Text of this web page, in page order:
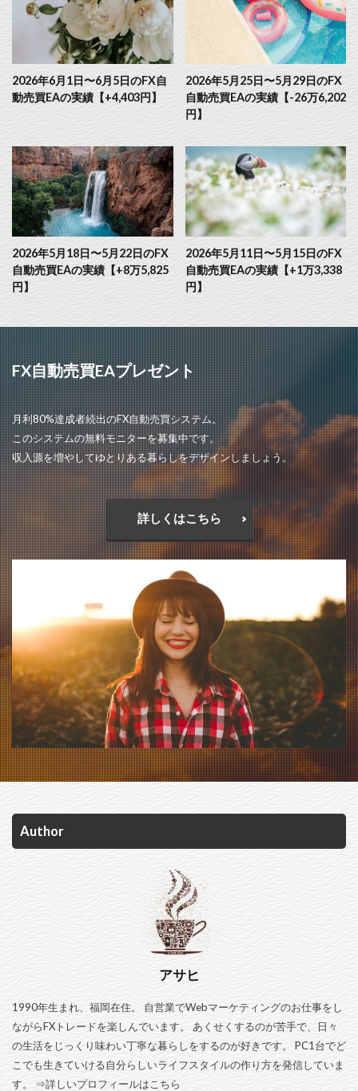
2026年6月1日〜6月5日のFX自
動売買EAの実績【+4,403円】
2026年5月25日〜5月29日のFX
自動売買EAの実績【-26万6,202
円】
2026年5月18日〜5月22日のFX
自動売買EAの実績【+8万5,825
円】
2026年5月11日〜5月15日のFX
自動売買EAの実績【+1万3,338
円】
FX自動売買EAプレゼント
月利80%達成者続出のFX自動売買システム。
このシステムの無料モニターを募集中です。
収入源を増やしてゆとりある暮らしをデザインしましょう。
詳しくはこちら
Author
アサヒ
1990年生まれ、福岡在住。 自営業でWebマーケティングのお仕事をし
ながらFXトレードを楽しんでいます。 あくせくするのが苦手で、日々
の生活をじっくり味わい丁寧な暮らしをするのが好きです。 PC1台でど
こでも生きていける自分らしいライフスタイルの作り方を発信していま
す。 ⇒詳しいプロフィールはこちら